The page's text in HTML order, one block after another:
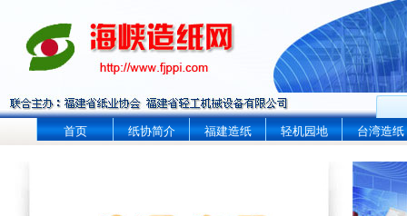
首页 纸协简介 福建造纸 轻机园地 台湾造纸